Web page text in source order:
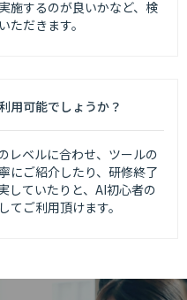
施するのが良いかなど、検
ただきます。
用可能でしょうか？
レベルに合わせ、ツールの
にご紹介したり、研修終了
していたりと、AI初心者の
てご利用頂けます。